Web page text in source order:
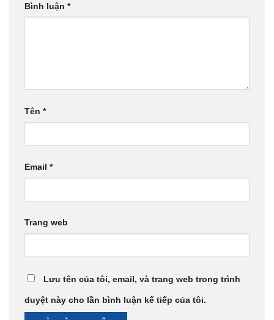
Bình luận *
Tên *
Email *
Trang web
Lưu tên của tôi, email, và trang web trong trình
duyệt này cho lần bình luận kế tiếp của tôi.